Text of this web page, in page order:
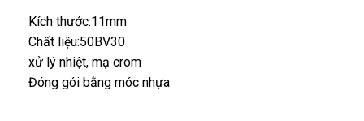
Kích thước:11mm
Chất liệu:50BV30
xử lý nhiệt, mạ crom
Đóng gói bằng móc nhựa